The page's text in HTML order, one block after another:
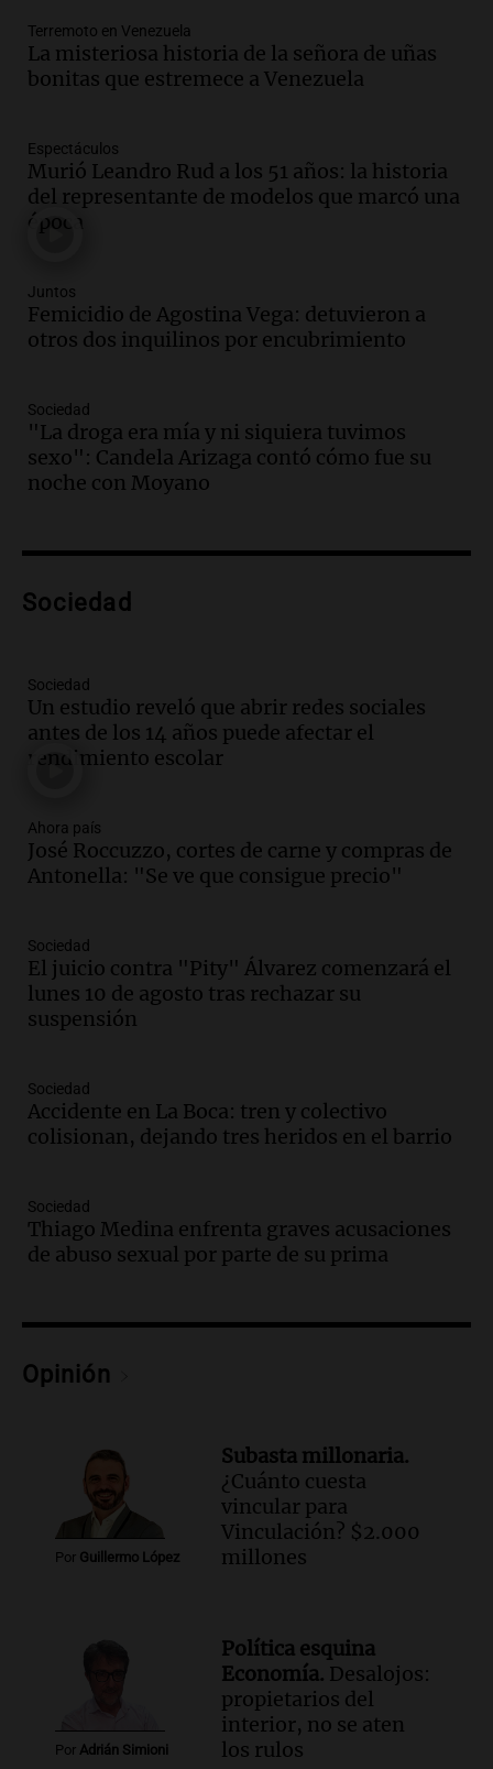
Episodios
Audio.Fieles movilizados por San
Episodios
Audio.Se registra inusual nevada en
Zapala, Neuquén, con más de mil
Episodios
Audio.Controversia en el peronismo
Panorama Federal
Episodios
Audio.Mateo Bouniba, joven de Villa
María, necesita un trasplante de médula
Audio.
Episodios
Audio.Día Internacional de la Cerveza:
mitos, secretos y el desafío de producir
Episodios
Audio.Tucumán enfrenta un equilibrio
financiero precario debido a la caída del
Panorama Federal
Episodios
Audio.La calidad del empleo en
Argentina cae y preocupa a economistas
Episodios
Audio. Audiencia por tragedia vial en
Altas Cumbres: peritos analizan
Panorama Federal
Episodios
Audio.Solicitan quiebra de Lebron
Episodios
mediante delivery
Panorama Federal
Episodios
Audio.
El alzobispo García Cueva llama a
la clase dirigente a abordar problemas
Audio. La inflación en Buenos Aires
alcanza el 2,9% en julio, generando
incertidumbre sobre el IPC nacional
Panorama Federal
Episodios
Terremoto en Venezuela
La misteriosa historia de la señora de uñas
bonitas que estremece a Venezuela
Espectáculos
Murió Leandro Rud a los 51 años: la historia
del representante de modelos que marcó una
época
Juntos
Femicidio de Agostina Vega: detuvieron a
otros dos inquilinos por encubrimiento
Sociedad
"La droga era mía y ni siquiera tuvimos
sexo": Candela Arizaga contó cómo fue su
noche con Moyano
Sociedad
Sociedad
Un estudio reveló que abrir redes sociales
antes de los 14 años puede afectar el
rendimiento escolar
Ahora país
José Roccuzzo, cortes de carne y compras de
Antonella: "Se ve que consigue precio"
Sociedad
El juicio contra "Pity" Álvarez comenzará el
lunes 10 de agosto tras rechazar su
suspensión
Sociedad
Accidente en La Boca: tren y colectivo
colisionan, dejando tres heridos en el barrio
Sociedad
Thiago Medina enfrenta graves acusaciones
de abuso sexual por parte de su prima
Opinión
Por Guillermo López
Subasta millonaria.
¿Cuánto cuesta
vincular para
Vinculación? $2.000
millones
Por Adrián Simioni
Política esquina
Economía. Desalojos:
propietarios del
interior, no se aten
los rulos